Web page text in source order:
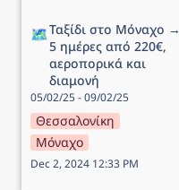
🗺️Ταξίδι στο Μόναχο →
5 ημέρες από 220€,
αεροπορικά και
διαμονή
05/02/25 - 09/02/25
Θεσσαλονίκη
Μόναχο
Dec 2, 2024 12:33 PM